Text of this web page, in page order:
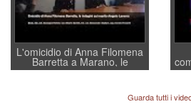
L'omicidio di Anna Filomena
Barretta a Marano, le
indagini dei carabinieri di
quelle di... Barbara D'UrsoGuarda tutti i